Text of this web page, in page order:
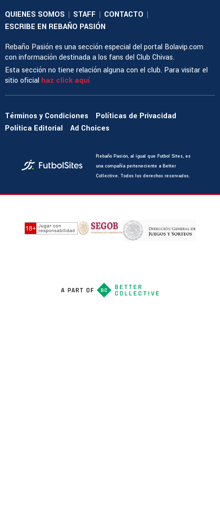
QUIENES SOMOS | STAFF | CONTACTO |
ESCRIBE EN REBAÑO PASIÓN
Rebaño Pasión es una sección especial del portal Bolavip.com
con información destinada a los fans del Club Chivas.
Esta sección no tiene relación alguna con el club. Para visitar el
sitio oficial haz click aquí
Términos y Condiciones
Políticas de Privacidad
Política Editorial
Ad Choices
Rebaño Pasión, al igual que Futbol Sites, es
una compañía perteneciente a Better
Collective. Todos los derechos reservados.